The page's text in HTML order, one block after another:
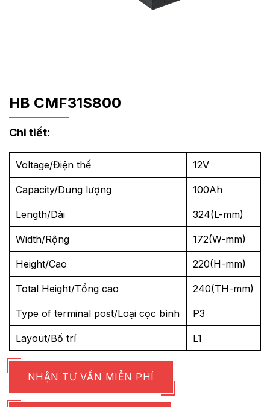
HB CMF31S800
Chi tiết:
Voltage/Điện thế 12V
Capacity/Dung lượng 100Ah
Length/Dài 324(L-mm)
Width/Rộng 172(W-mm)
Height/Cao 220(H-mm)
Total Height/Tổng cao 240(TH-mm)
Type of terminal post/Loại cọc bình P3
Layout/Bố trí L1
NHẬN TƯ VẤN MIỄN PHÍ